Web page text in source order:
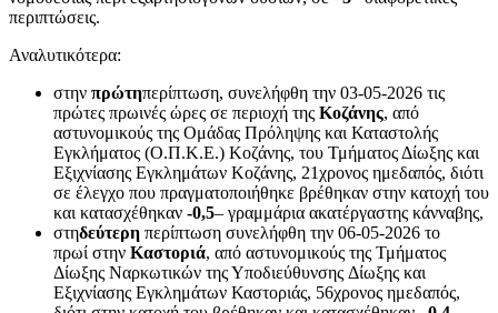
περιπτώσεις.
Αναλυτικότερα:
στην πρώτηπερίπτωση, συνελήφθη την 03-05-2026 τις
πρώτες πρωινές ώρες σε περιοχή της Κοζάνης, από
αστυνομικούς της Ομάδας Πρόληψης και Καταστολής
Εγκλήματος (Ο.Π.Κ.Ε.) Κοζάνης, του Τμήματος Δίωξης και
Εξιχνίασης Εγκλημάτων Κοζάνης, 21χρονος ημεδαπός, διότι
σε έλεγχο που πραγματοποιήθηκε βρέθηκαν στην κατοχή του
και κατασχέθηκαν -0,5– γραμμάρια ακατέργαστης κάνναβης,
στηδεύτερη περίπτωση συνελήφθη την 06-05-2026 το
πρωί στην Καστοριά, από αστυνομικούς της Τμήματος
Δίωξης Ναρκωτικών της Υποδιεύθυνσης Δίωξης και
Εξιχνίασης Εγκλημάτων Καστοριάς, 56χρονος ημεδαπός,